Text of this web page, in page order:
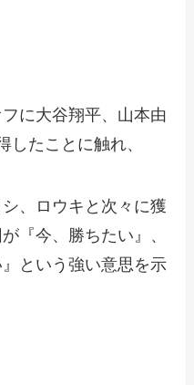
に大谷翔平、山本由
したことに触れ、
、ロウキと次々に獲
『今、勝ちたい』、
という強い意思を示